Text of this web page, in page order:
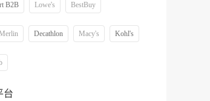
B2B Lowe's BestBuy
Decathlon Macy's Kohl's
台